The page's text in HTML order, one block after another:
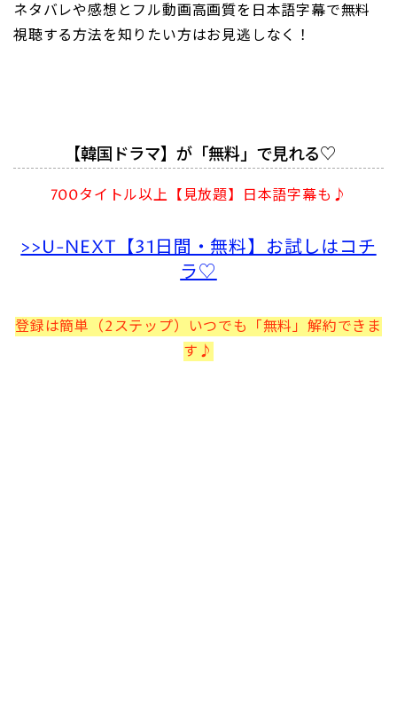
ネタバレや感想とフル動画高画質を日本語字幕で無料
視聴する方法を知りたい方はお見逃しなく！
【韓国ドラマ】が「無料」で見れる♡
700タイトル以上【見放題】日本語字幕も♪
>>U-NEXT【31日間・無料】お試しはコチ
ラ♡
登録は簡単（2ステップ）いつでも「無料」解約できま
す♪